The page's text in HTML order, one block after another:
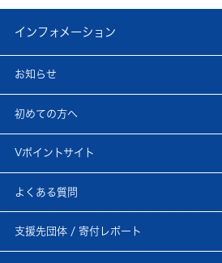
インフォメーション
お知らせ
初めての方へ
Vポイントサイト
よくある質問
支援先団体 / 寄付レポート